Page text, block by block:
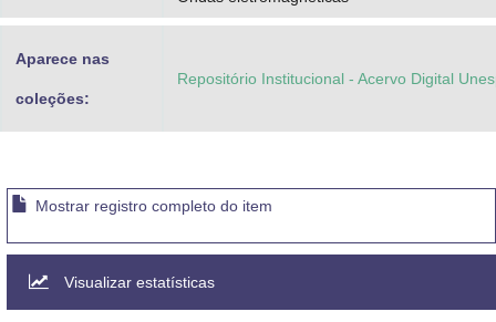
Aparece nas
coleções:
Repositório Institucional - Acervo Digital
Mostrar registro completo do item
Visualizar estatísticas